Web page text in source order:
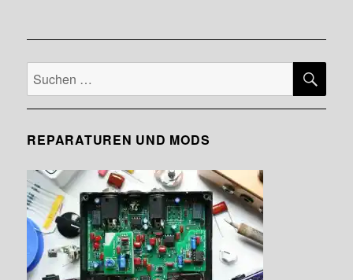
Suche
nach:
REPARATUREN UND MODS